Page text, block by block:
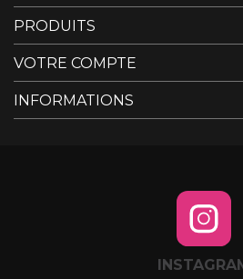
PRODUITS
VOTRE COMPTE
INFORMATIONS